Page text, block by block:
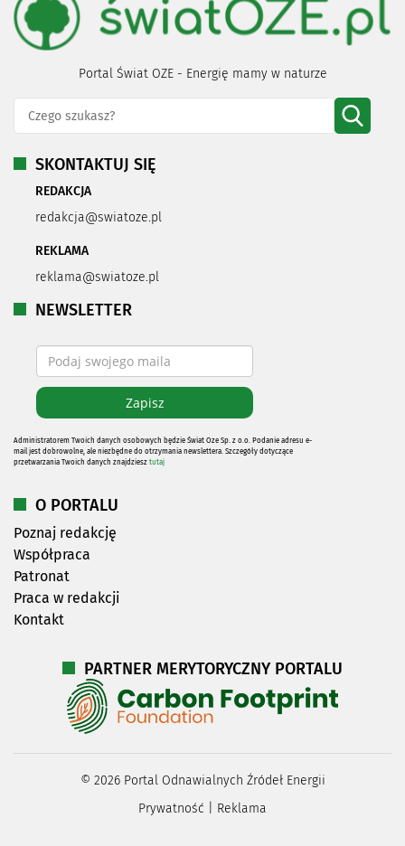
Portal Świat OZE - Energię mamy w naturze
SKONTAKTUJ SIĘ
REDAKCJA
redakcja@swiatoze.pl
REKLAMA
reklama@swiatoze.pl
NEWSLETTER
Administratorem Twoich danych osobowych będzie Świat Oze Sp. z o.o. Podanie adresu e-
mail jest dobrowolne, ale niezbędne do otrzymania newslettera. Szczegóły dotyczące
przetwarzania Twoich danych znajdziesz tutaj
O PORTALU
Poznaj redakcję
Współpraca
Patronat
Praca w redakcji
Kontakt
PARTNER MERYTORYCZNY PORTALU
© 2026Portal Odnawialnych Źródeł Energii
Prywatność
Reklama